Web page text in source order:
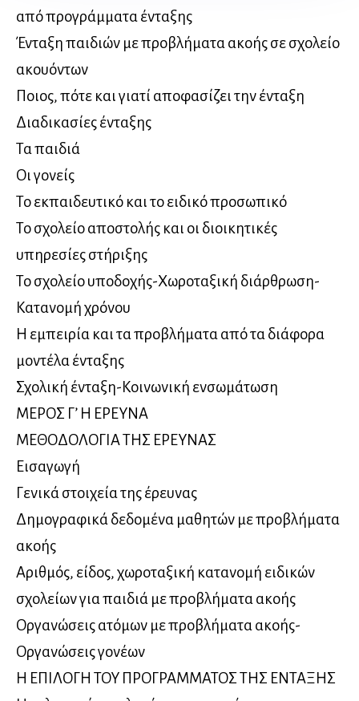
από προγράμματα ένταξης
Ένταξη παιδιών με προβλήματα ακοής σε σχολείο
ακουόντων
Ποιος, πότε και γιατί αποφασίζει την ένταξη
Διαδικασίες ένταξης
Τα παιδιά
Οι γονείς
Το εκπαιδευτικό και το ειδικό προσωπικό
Το σχολείο αποστολής και οι διοικητικές
υπηρεσίες στήριξης
Το σχολείο υποδοχής-Χωροταξική διάρθρωση-
Κατανομή χρόνου
Η εμπειρία και τα προβλήματα από τα διάφορα
μοντέλα ένταξης
Σχολική ένταξη-Κοινωνική ενσωμάτωση
ΜΕΡΟΣ Γ’ Η ΕΡΕΥΝΑ
ΜΕΘΟΔΟΛΟΓΙΑ ΤΗΣ ΕΡΕΥΝΑΣ
Εισαγωγή
Γενικά στοιχεία της έρευνας
Δημογραφικά δεδομένα μαθητών με προβλήματα
ακοής
Αριθμός, είδος, χωροταξική κατανομή ειδικών
σχολείων για παιδιά με προβλήματα ακοής
Οργανώσεις ατόμων με προβλήματα ακοής-
Οργανώσεις γονέων
Η ΕΠΙΛΟΓΗ ΤΟΥ ΠΡΟΓΡΑΜΜΑΤΟΣ ΤΗΣ ΕΝΤΑΞΗΣ